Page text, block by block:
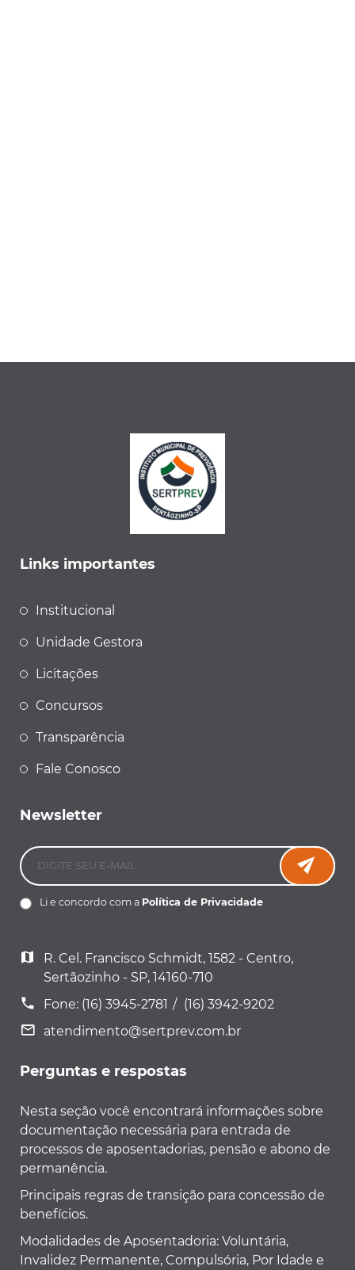
Links importantes
Institucional
Unidade Gestora
Licitações
Concursos
Transparência
Fale Conosco
Newsletter
Li e concordo com a Política de Privacidade
R. Cel. Francisco Schmidt, 1582 - Centro,
Sertãozinho - SP, 14160-710
Fone: (16) 3945-2781
(16) 3942-9202
atendimento@sertprev.com.br
Perguntas e respostas
Nesta seção você encontrará informações sobre
documentação necessária para entrada de
processos de aposentadorias, pensão e abono de
permanência.
Principais regras de transição para concessão de
benefícios.
Modalidades de Aposentadoria: Voluntária,
Invalidez Permanente, Compulsória, Por Idade e